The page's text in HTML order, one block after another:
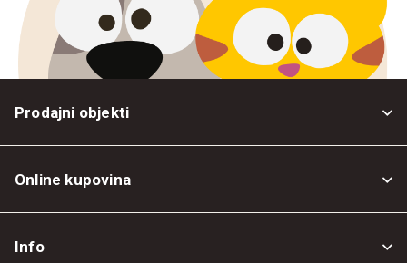
Prodajni objekti
Online kupovina
Info